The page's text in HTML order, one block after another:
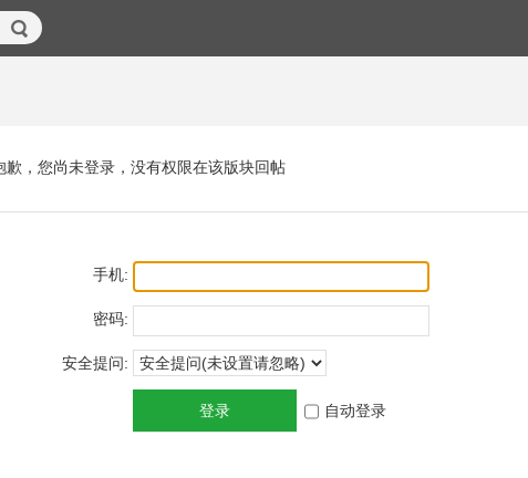
歉，您尚未登录，没有权限在该版块回帖
手机:
密码:
安全提问:
登录 自动登录